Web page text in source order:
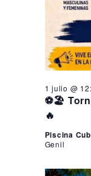
⚽🏖️
🔥
1 julio @
Piscina
Genil